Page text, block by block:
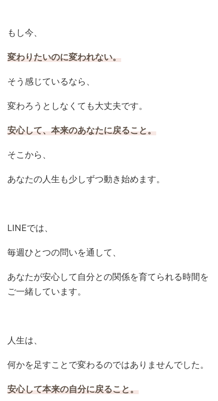
もし今、
変わりたいのに変われない。
そう感じているなら、
変わろうとしなくても大丈夫です。
安心して、本来のあなたに戻ること。
そこから、
あなたの人生も少しずつ動き始めます。
LINEでは、
毎週ひとつの問いを通して、
あなたが安心して自分との関係を育てられる時間を
ご一緒しています。
人生は、
何かを足すことで変わるのではありませんでした。
安心して本来の自分に戻ること。